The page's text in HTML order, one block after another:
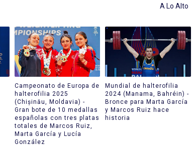
A Lo Alto
Campeonato de Europa de
halterofilia 2025
(Chișinău, Moldavia) -
Gran bote de 10 medallas
españolas con tres platas
totales de Marcos Ruiz,
Marta García y Lucía
González
Mundial de halterofilia
2024 (Manama, Bahréin) -
Bronce para Marta García
y Marcos Ruiz hace
historia